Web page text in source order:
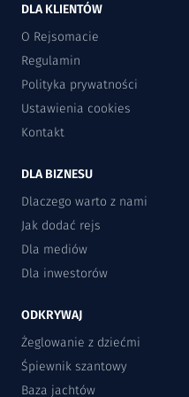
DLA KLIENTÓW
O Rejsomacie
Regulamin
Polityka prywatności
Ustawienia cookies
Kontakt
DLA BIZNESU
Dlaczego warto z nami
Jak dodać rejs
Dla mediów
Dla inwestorów
ODKRYWAJ
Żeglowanie z dziećmi
Śpiewnik szantowy
Baza jachtów